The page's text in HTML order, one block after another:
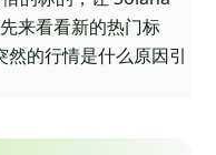
来看看新的热门标
的行情是什么原因引